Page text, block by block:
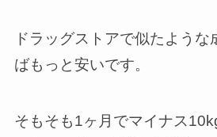
ドラッグストアで似たような
ばもっと安いです。
そもそも1ヶ月でマイナス